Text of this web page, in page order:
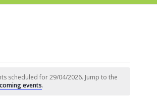
scheduled for 29/04/2026. Jump to the
events.